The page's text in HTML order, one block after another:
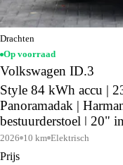
Drachten
Op voorraad
Volkswagen ID.3
Style 84 kWh accu |
Panoramadak |
bestuurderstoel | 20"
2026 10 km Elektrisch
Prijs